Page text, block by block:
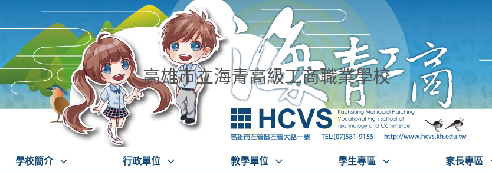
高雄市立海青高級工商職業學校
學校簡介 行政單位 教學單位 學生專區 家長專區